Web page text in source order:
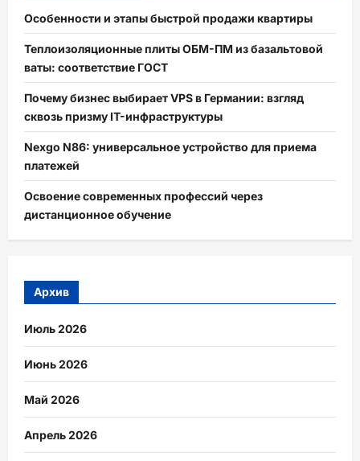
Особенности и этапы быстрой продажи квартиры
Теплоизоляционные плиты ОБМ-ПМ из базальтовой
ваты: соответствие ГОСТ
Почему бизнес выбирает VPS в Германии: взгляд
сквозь призму IT-инфраструктуры
Nexgo N86: универсальное устройство для приема
платежей
Освоение современных профессий через
дистанционное обучение
Архив
Июль 2026
Июнь 2026
Май 2026
Апрель 2026